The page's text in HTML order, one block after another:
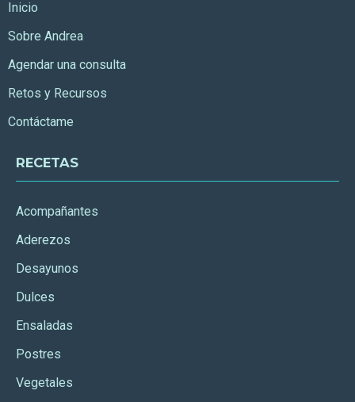
Inicio
Sobre Andrea
Agendar una consulta
Retos y Recursos
Contáctame
RECETAS
Acompañantes
Aderezos
Desayunos
Dulces
Ensaladas
Postres
Vegetales